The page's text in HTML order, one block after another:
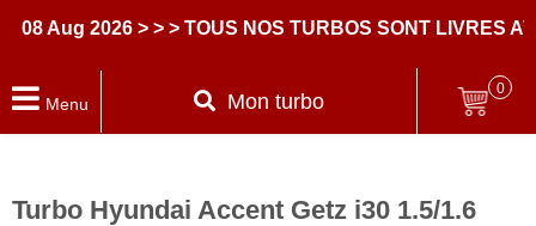
2026 > > > TOUS NOS TURBOS SONT LIVRES AVEC
Menu Mon turbo
0
Turbo Hyundai Accent Getz i30 1.5/1.6